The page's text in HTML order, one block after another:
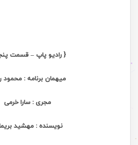
{ رادیو پاپ – قسمت
میهمان برنامه :محمود
مجری :سارا خرمی
نویسنده : مهشید